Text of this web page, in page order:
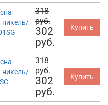
318
руб.
302
руб.
Купить
318
руб.
302
руб.
Купить